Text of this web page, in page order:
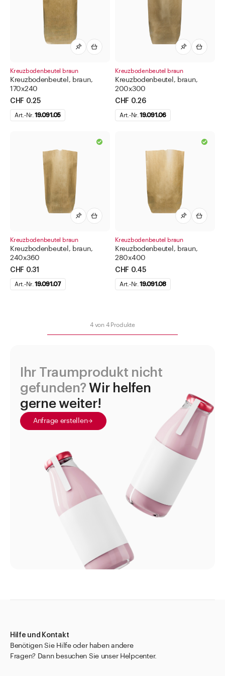
Diverse Geräte
Duftstäbchen
Etiketten für Lebensmittel
Gewürzstreuer und Gewürzmühlen
Schnaps-Portionierer
Schrumpfkapseln
Spankörbe
Textilschlaufen
Tragetaschen und Beutel
Beutel braun mit Fenster und Clipband
Kreuzbodenbeutel braun
Kreuzbodenbeutel transparent
Standbodenbeutel
Sternbodenbeutel
Teebeutel braun mit Fenster
Tragetaschen mit Fenster
Direkt zu
Aktuelles
Shop the Look
Kreuzbodenbeutel braun
Kreuzbodenbeutel, braun,
170x240
CHF 0.25
Art.-Nr.19.091.05
Kreuzbodenbeutel braun
Kreuzbodenbeutel, braun,
200x300
CHF 0.26
Art.-Nr.19.091.06
Kreuzbodenbeutel braun
Kreuzbodenbeutel, braun,
240x360
CHF 0.31
Art.-Nr.19.091.07
Kreuzbodenbeutel braun
Kreuzbodenbeutel, braun,
280x400
CHF 0.45
Art.-Nr.19.091.08
4 von 4Produkte
Ihr Traumprodukt nicht
gefunden? Wir helfen
gerne weiter!
Anfrage erstellen
Hilfe und Kontakt
Benötigen Sie Hilfe oder haben andere
Fragen? Dann besuchen Sie unser Helpcenter.